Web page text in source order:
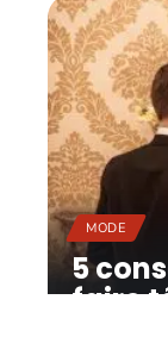
MODE
5
faire